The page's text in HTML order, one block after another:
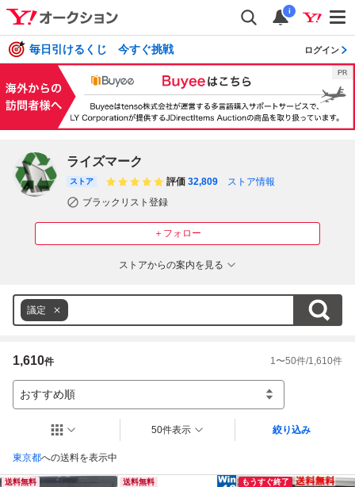
i
毎日引けるくじ 今すぐ挑戦 ログイン
ライズマーク
＋フォロー
ストア 評価 32,809
ストア情報
ブラックリスト登録
ストアからの案内を見る
議定
1,610件 1 〜50件/1,610件
おすすめ順
東京都への送料を表示中
50件表示 絞り込み
送料無料 送料無料 もうすぐ終了